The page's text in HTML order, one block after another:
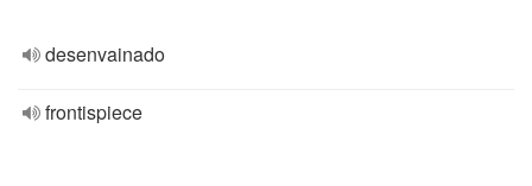
desenvainado
frontispiece